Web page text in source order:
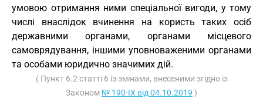
умовою отримання ними спеціальної вигоди, у тому
числі внаслідок вчинення на користь таких осіб
державними органами, органами місцевого
самоврядування, іншими уповноваженими органами
та особами юридично значимих дій.
( Пункт 6.2 статті 6 із змінами, внесеними згідно із
Законом № 190-IX від 04.10.2019 )